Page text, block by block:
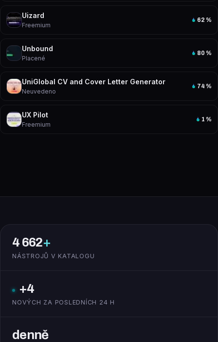
Uizard
Freemium
62 %
Unbound
Placené
80 %
UniGlobal CV and Cover Letter Generator
Neuvedeno
74 %
UX Pilot
Freemium
1 %
4 662+
NÁSTROJŮ V KATALOGU
+4
NOVÝCH ZA POSLEDNÍCH 24 H
denně